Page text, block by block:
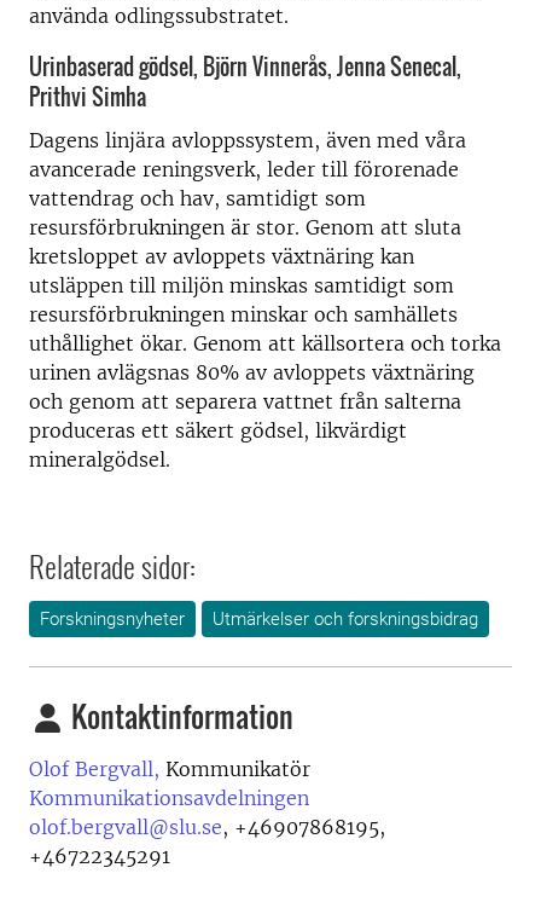
använda odlingssubstratet.
Urinbaserad gödsel, Björn Vinnerås, Jenna Senecal,
Prithvi Simha
Dagens linjära avloppssystem, även med våra
avancerade reningsverk, leder till förorenade
vattendrag och hav, samtidigt som
resursförbrukningen är stor. Genom att sluta
kretsloppet av avloppets växtnäring kan
utsläppen till miljön minskas samtidigt som
resursförbrukningen minskar och samhällets
uthållighet ökar. Genom att källsortera och torka
urinen avlägsnas 80% av avloppets växtnäring
och genom att separera vattnet från salterna
produceras ett säkert gödsel, likvärdigt
mineralgödsel.
Relaterade sidor:
Forskningsnyheter Utmärkelser och forskningsbidrag
Kontaktinformation
Olof Bergvall, Kommunikatör
Kommunikationsavdelningen
olof.bergvall@slu.se, +46907868195,
+46722345291